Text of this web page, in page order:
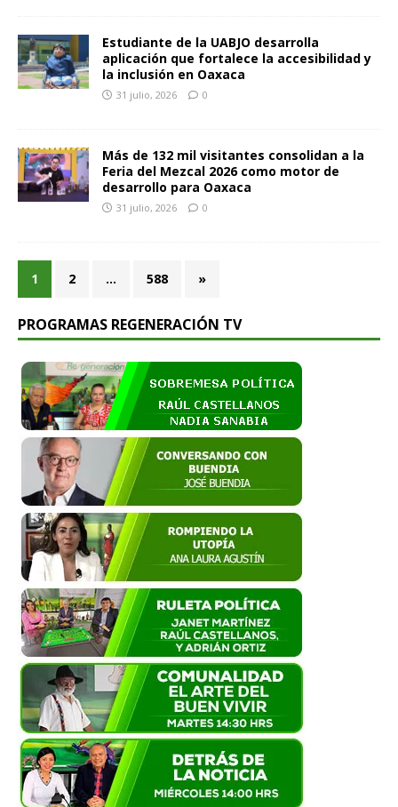
Estudiante de la UABJO desarrolla
aplicación que fortalece la accesibilidad y
la inclusión en Oaxaca
31 julio, 2026 0
Más de 132 mil visitantes consolidan a la
Feria del Mezcal 2026 como motor de
desarrollo para Oaxaca
31 julio, 2026 0
1 2 … 588 »
PROGRAMAS REGENERACIÓN TV